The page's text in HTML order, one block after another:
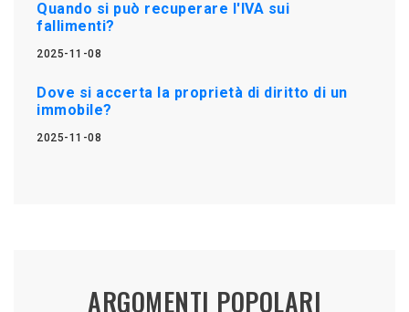
Quando si può recuperare l'IVA sui
fallimenti?
2025-11-08
Dove si accerta la proprietà di diritto di un
immobile?
2025-11-08
ARGOMENTI POPOLARI